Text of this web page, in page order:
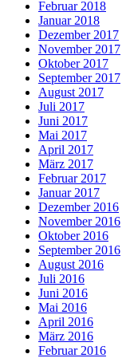
Februar 2018
Januar 2018
Dezember 2017
November 2017
Oktober 2017
September 2017
August 2017
Juli 2017
Juni 2017
Mai 2017
April 2017
März 2017
Februar 2017
Januar 2017
Dezember 2016
November 2016
Oktober 2016
September 2016
August 2016
Juli 2016
Juni 2016
Mai 2016
April 2016
März 2016
Februar 2016